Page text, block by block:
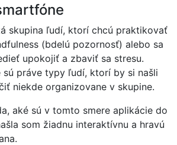
skupina ľudí, ktorí chcú praktikovať
(bdelú pozornosť) alebo sa
upokojiť a zbaviť sa stresu.
sú práve typy ľudí, ktorí by si našli
niekde organizovane v skupine.
aké sú v tomto smere aplikácie do
som žiadnu interaktívnu a hravú